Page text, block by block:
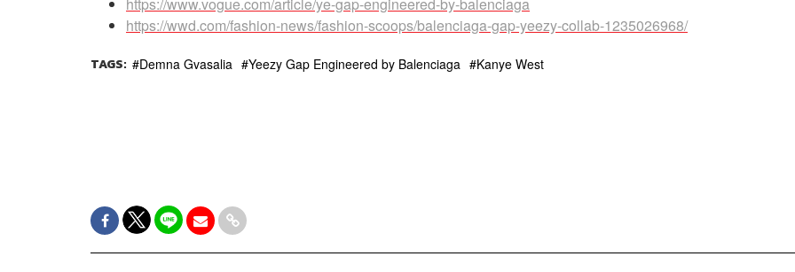
https://wwd.com/fashion-news/fashion-scoops/balenciaga-gap-yeezy-collab-1235026968/
TAGS: Demna Gvasalia Yeezy Gap Engineered by Balenciaga Kanye West